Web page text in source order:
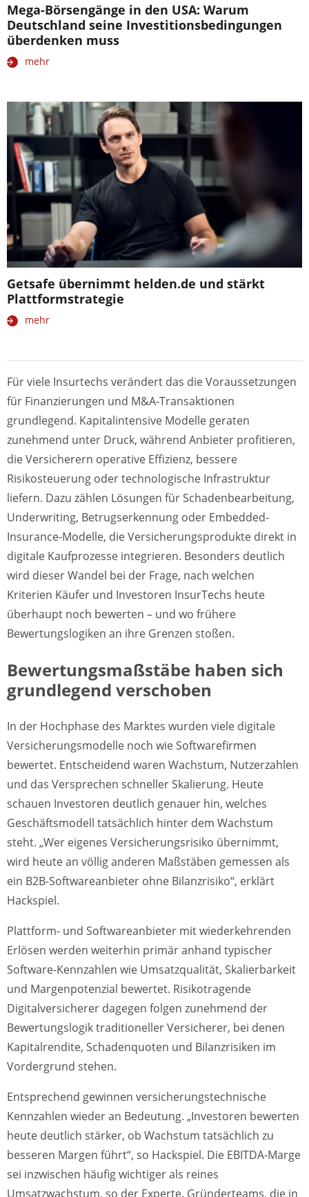
Mega-Börsengänge in den USA: Warum
Deutschland seine Investitionsbedingungen
überdenken muss
mehr
Getsafe übernimmt helden.de und stärkt
Plattformstrategie
mehr
Für viele Insurtechs verändert das die Voraussetzungen
für Finanzierungen und M&A-Transaktionen
grundlegend. Kapitalintensive Modelle geraten
zunehmend unter Druck, während Anbieter profitieren,
die Versicherern operative Effizienz, bessere
Risikosteuerung oder technologische Infrastruktur
liefern. Dazu zählen Lösungen für Schadenbearbeitung,
Underwriting, Betrugserkennung oder Embedded-
Insurance-Modelle, die Versicherungsprodukte direkt in
digitale Kaufprozesse integrieren. Besonders deutlich
wird dieser Wandel bei der Frage, nach welchen
Kriterien Käufer und Investoren InsurTechs heute
überhaupt noch bewerten – und wo frühere
Bewertungslogiken an ihre Grenzen stoßen.
Bewertungsmaßstäbe haben sich
grundlegend verschoben
In der Hochphase des Marktes wurden viele digitale
Versicherungsmodelle noch wie Softwarefirmen
bewertet. Entscheidend waren Wachstum, Nutzerzahlen
und das Versprechen schneller Skalierung. Heute
schauen Investoren deutlich genauer hin, welches
Geschäftsmodell tatsächlich hinter dem Wachstum
steht. „Wer eigenes Versicherungsrisiko übernimmt,
wird heute an völlig anderen Maßstäben gemessen als
ein B2B-Softwareanbieter ohne Bilanzrisiko“, erklärt
Hackspiel.
Plattform- und Softwareanbieter mit wiederkehrenden
Erlösen werden weiterhin primär anhand typischer
Software-Kennzahlen wie Umsatzqualität, Skalierbarkeit
und Margenpotenzial bewertet. Risikotragende
Digitalversicherer dagegen folgen zunehmend der
Bewertungslogik traditioneller Versicherer, bei denen
Kapitalrendite, Schadenquoten und Bilanzrisiken im
Vordergrund stehen.
Entsprechend gewinnen versicherungstechnische
Kennzahlen wieder an Bedeutung. „Investoren bewerten
heute deutlich stärker, ob Wachstum tatsächlich zu
besseren Margen führt“, so Hackspiel. Die EBITDA-Marge
sei inzwischen häufig wichtiger als reines
Umsatzwachstum, so der Experte. Gründerteams, die in